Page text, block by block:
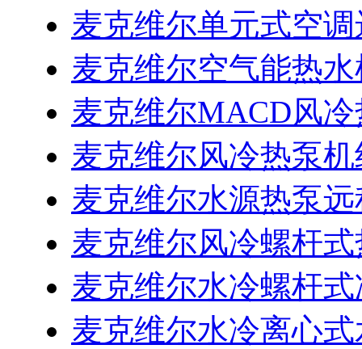
麦克维尔单元式空
麦克维尔空气能热
麦克维尔MACD风
麦克维尔风冷热泵
麦克维尔水源热泵
麦克维尔风冷螺杆
麦克维尔水冷螺杆
麦克维尔水冷离心